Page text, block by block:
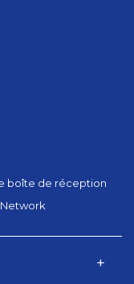
boîte de réception